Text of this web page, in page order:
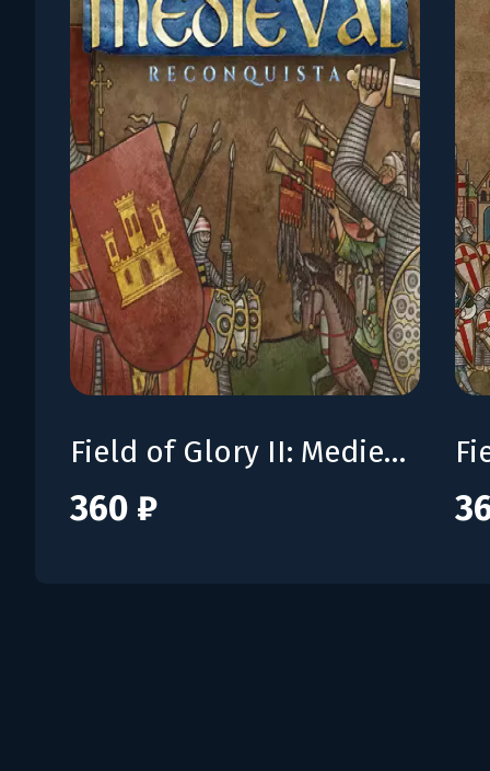
Field of Glory II: Medieval - Reconquista
360 ₽